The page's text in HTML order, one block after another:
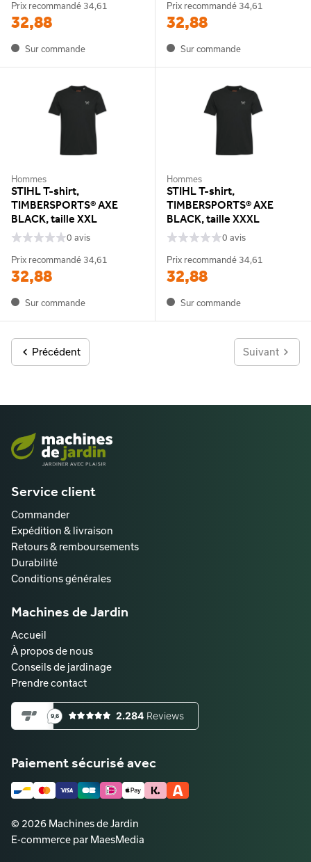
Prix recommandé 34,61
32,88
Sur commande
Prix recommandé 34,61
32,88
Sur commande
Hommes
STIHL T-shirt,
TIMBERSPORTS® AXE
BLACK, taille XXL
0 avis
Prix recommandé 34,61
32,88
Sur commande
Hommes
STIHL T-shirt,
TIMBERSPORTS® AXE
BLACK, taille XXXL
0 avis
Prix recommandé 34,61
32,88
Sur commande
Précédent Suivant
Service client
Commander
Expédition & livraison
Retours & remboursements
Durabilité
Conditions générales
Machines de Jardin
Accueil
À propos de nous
Conseils de jardinage
Prendre contact
Paiement sécurisé avec
© 2026 Machines de Jardin
E-commerce par MaesMedia